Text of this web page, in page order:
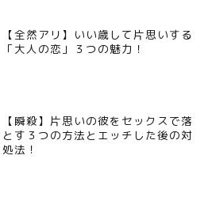
【全然アリ】いい歳して片思いする
「大人の恋」３つの魅力！
【瞬殺】片思いの彼をセックスで落
とす３つの方法とエッチした後の対
処法！